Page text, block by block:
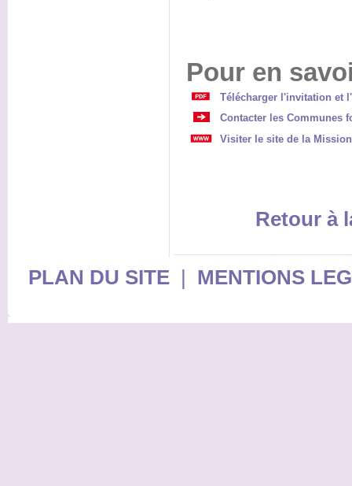
Pour en
Télécharger l'invitation et
Contacter les Communes
Visiter le site de la
Retour à
PLAN DU SITE| MENTIONS